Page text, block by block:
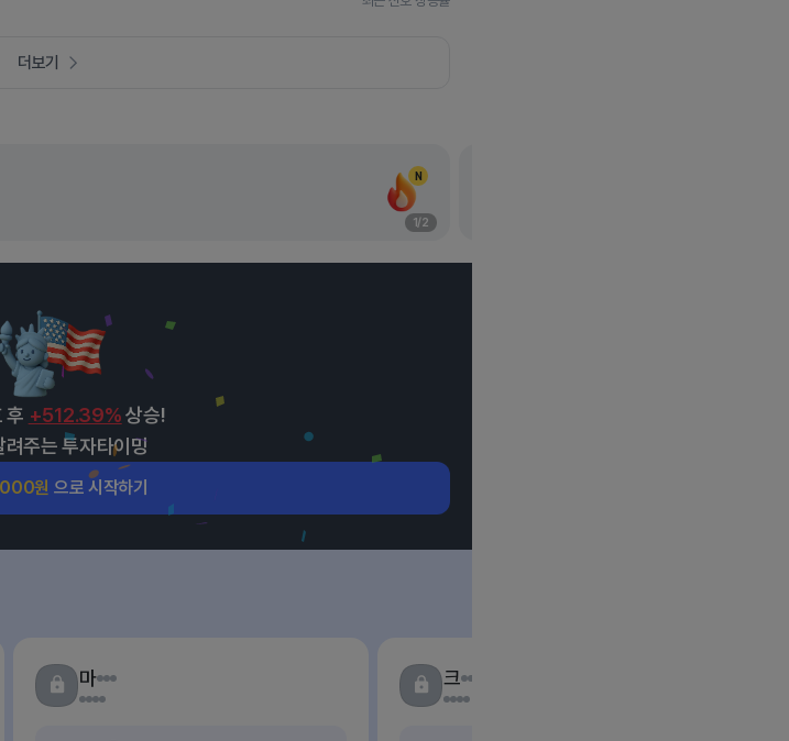
더보기
N
1/2
후 +512.39% 상승!
려주는 투자타이밍
원 으로 시작하기
마 크